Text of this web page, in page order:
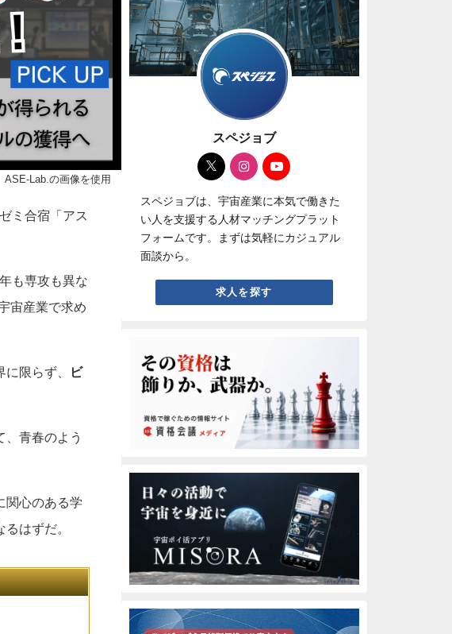
©ASE-Lab.の画像を使用
ミ合宿「アス
も専攻も異な
宙産業で求め
に限らず、 ビ
、青春のよう
関心のある学
はずだ。
スペジョブ
スペジョブは、宇宙産業に本気で働きた
い人を支援する人材マッチングプラット
フォームです。まずは気軽にカジュアル
面談から。
求人を探す